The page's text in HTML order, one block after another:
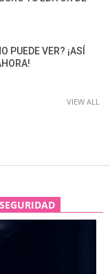
PUEDE VER? ¡ASÍ
VIEW ALL